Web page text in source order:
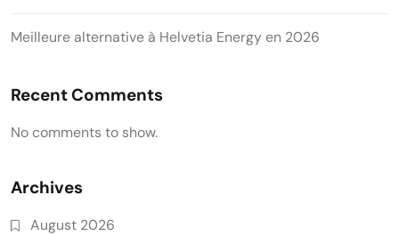
Meilleure alternative à Helvetia Energy en 2026
Recent Comments
No comments to show.
Archives
August 2026